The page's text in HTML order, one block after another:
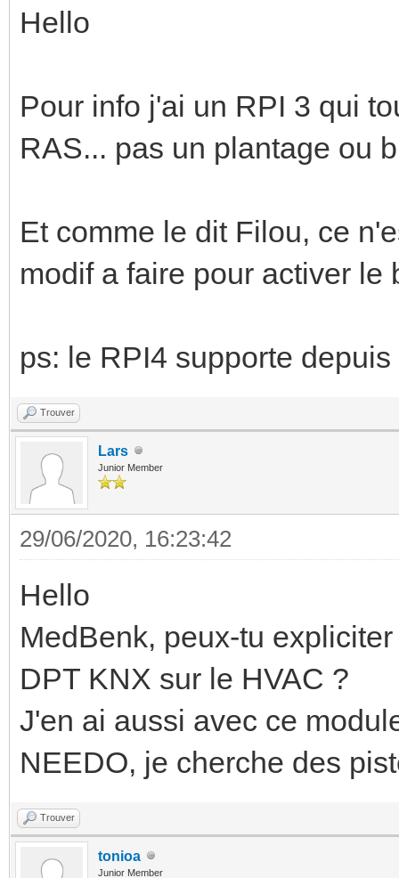
Hello
Pour info j'ai un RPI 3 qui
RAS... pas un plantage ou
Et comme le dit Filou, ce
modif a faire pour activer le
ps: le RPI4 supporte
Trouver
Lars
Junior Member
29/06/2020, 16:23:42
Hello
MedBenk, peux-tu
DPT KNX sur le HVAC ?
J'en ai aussi avec ce
NEEDO, je cherche des
Trouver
tonioa
Junior Member